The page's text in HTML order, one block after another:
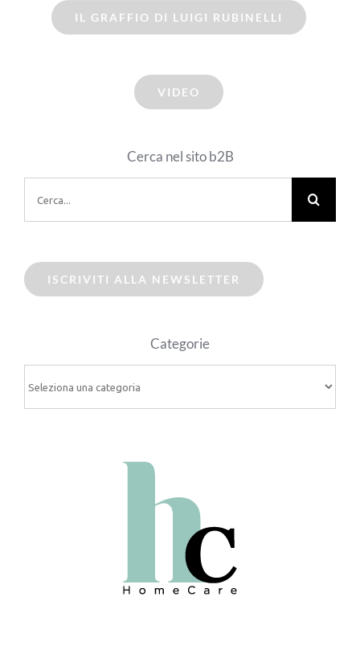
IL GRAFFIO DI LUIGI RUBINELLI
VIDEO
Cerca nel sito b2B
per:
ISCRIVITI ALLA NEWSLETTER
Categorie